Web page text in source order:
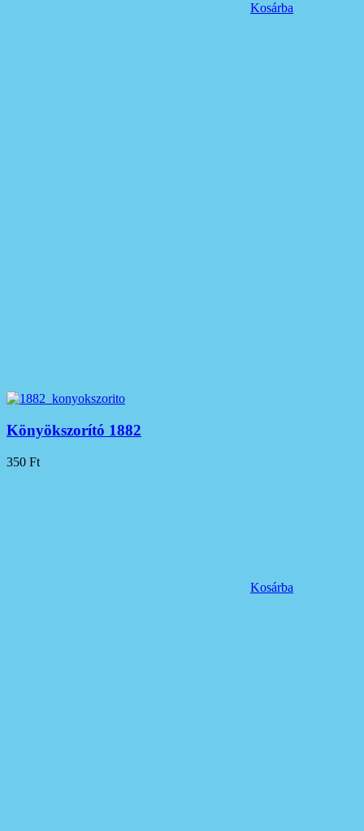
Kosárba
Könyökszorító 1882
350 Ft
Kosárba